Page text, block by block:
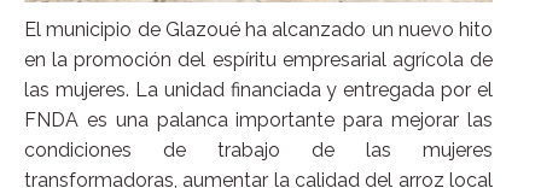
El municipio de Glazoué ha alcanzado un nuevo hito
en la promoción del espíritu empresarial agrícola de
las mujeres. La unidad financiada y entregada por el
FNDA es una palanca importante para mejorar las
condiciones de trabajo de las mujeres
transformadoras, aumentar la calidad del arroz local